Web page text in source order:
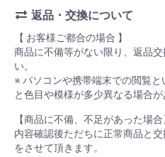
返品・交換について
【 お客様ご都合の場合 】
商品に不備等がない限り、返品
い。
※ パソコンや携帯端末での閲覧
と色目や模様が多少異なる場合
【商品に不備、不足があった場合
内容確認後ただちに正常商品と
をさせて頂きます。